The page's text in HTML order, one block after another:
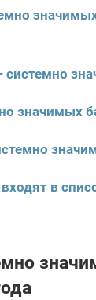
системно
значимых
в